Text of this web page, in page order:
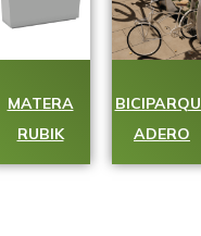
MATERA
RUBIK
ADERO